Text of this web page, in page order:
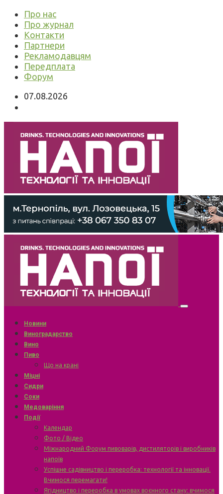
Про нас
Про журнал
Контакти
Партнери
Рекламодавцям
Передплата
Форум
07.08.2026
Новини
Виноградарство
Вино
Пиво
Що на крані
Міцні
Сидри
Соки
Медоваріння
Події
Календар
Фото / Відео
Міжнародний Форум пивоварів, дистиляторів і виробників
напоїв
Успішне садівництво і переробка: технології та інновації.
Вчимося перемагати!
Ягідництво і переробка в умовах воєнного стану: вчимося